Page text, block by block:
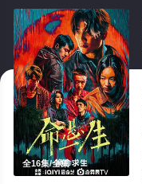
全16集/全集